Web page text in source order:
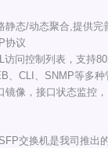
静态/动态聚合,提供完
协议
访问控制列表，支持
、CLI、SNMP等多种
镜像，接口状态监控
交换机是我司推出